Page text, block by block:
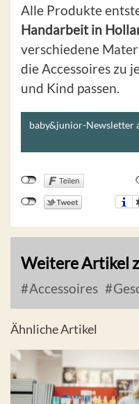
Alle Produkte
Handarbeit in
verschiedene
die Accessoires zu
und Kind passen.
baby&junior-Newsletter
Weitere Artikel
Accessoires
Ähnliche Artikel